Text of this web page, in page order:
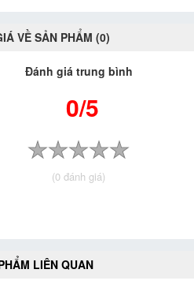
VỀ SẢN PHẨM (0)
Đánh giá trung bình
0/5
(0 đánh giá)
LIÊN QUAN